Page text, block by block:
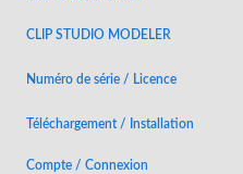
CLIP STUDIO MODELER
Numéro de série / Licence
Téléchargement / Installation
Compte / Connexion